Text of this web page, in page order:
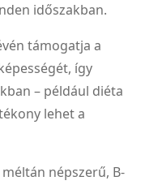
időszakban.
támogatja a
így
– például diéta
lehet a
népszerű, B-